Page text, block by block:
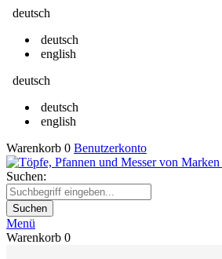
deutsch
deutsch
english
deutsch
deutsch
english
Warenkorb 0 Benutzerkonto
Suchen:
Suchen
Menü
Warenkorb 0